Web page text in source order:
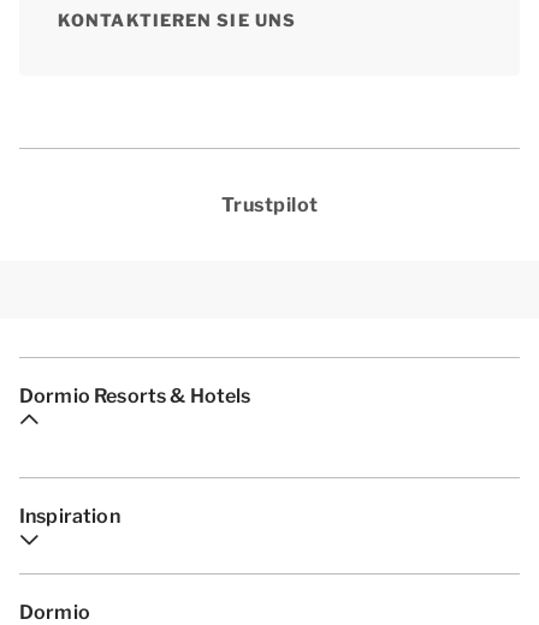
KONTAKTIEREN SIE UNS
Trustpilot
Dormio Resorts & Hotels
Inspiration
Dormio